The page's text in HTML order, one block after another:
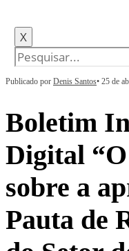
X
Publicado por Denis Santos• 25 de
Boletim
Digital
sobre a
Pauta de